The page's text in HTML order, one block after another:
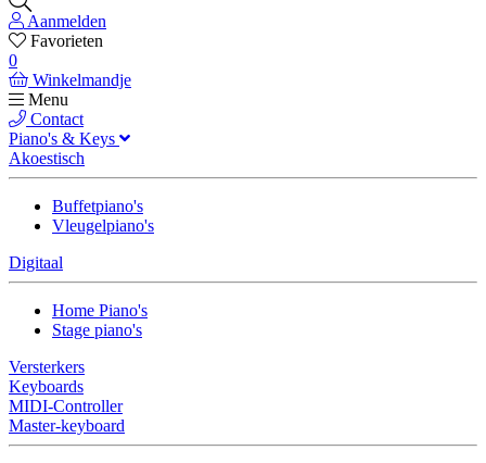
Aanmelden
Favorieten
0
Winkelmandje
Menu
Contact
Piano's & Keys
Akoestisch
Buffetpiano's
Vleugelpiano's
Digitaal
Home Piano's
Stage piano's
Versterkers
Keyboards
MIDI-Controller
Master-keyboard